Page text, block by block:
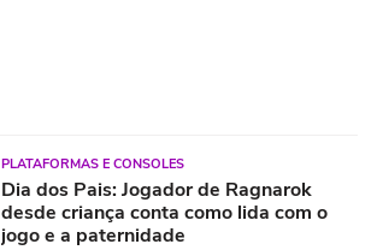
PLATAFORMAS E CONSOLES
Dia dos Pais: Jogador de Ragnarok
desde criança conta como lida com o
jogo e a paternidade